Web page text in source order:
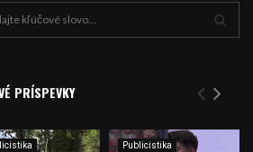
Y
H
PRÍSPEVKY
Publicistika